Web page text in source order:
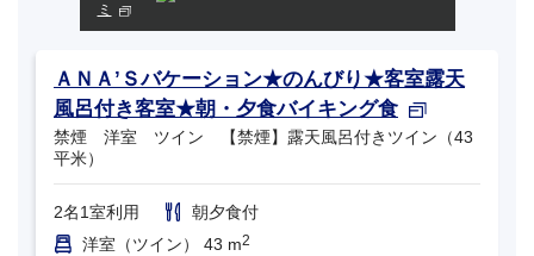
ミ
ＡＮＡ’Ｓバケーション★のんびり★客室露天
風呂付き客室★朝・夕食バイキング食
禁煙 洋室 ツイン 【禁煙】露天風呂付きツイン（43
平米）
2名1室利用
朝夕食付
洋室（ツイン） 43 m2